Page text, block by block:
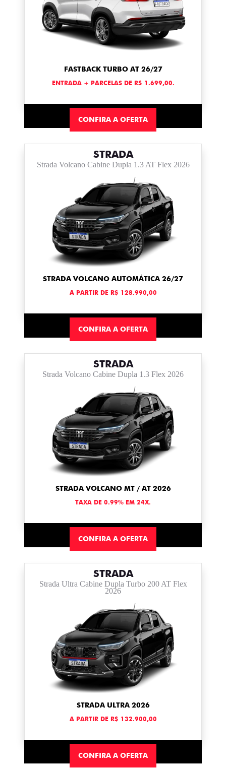
FASTBACK TURBO AT 26/27
ENTRADA + PARCELAS DE R$ 1.699,00.
CONFIRA A OFERTA
STRADA
Strada Volcano Cabine Dupla 1.3 AT Flex 2026
STRADA VOLCANO AUTOMÁTICA 26/27
A PARTIR DE R$ 128.990,00
CONFIRA A OFERTA
STRADA
Strada Volcano Cabine Dupla 1.3 Flex 2026
STRADA VOLCANO MT / AT 2026
TAXA DE 0.99% EM 24X.
CONFIRA A OFERTA
STRADA
Strada Ultra Cabine Dupla Turbo 200 AT Flex
2026
STRADA ULTRA 2026
A PARTIR DE R$ 132.900,00
CONFIRA A OFERTA